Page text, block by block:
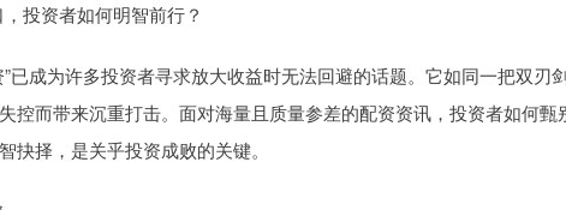
投资者如何明智前行？
已成为许多投资者寻求放大收益时无法回避的话题。它如同一把双刃
控而带来沉重打击。面对海量且质量参差的配资资讯，投资者如何甄
抉择，是关乎投资成败的关键。